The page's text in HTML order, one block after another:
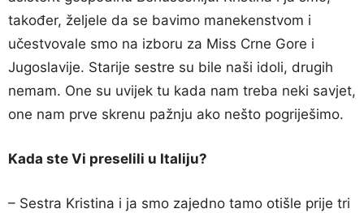
također, željele da se bavimo manekenstvom i
učestvovale smo na izboru za Miss Crne Gore i
Jugoslavije. Starije sestre su bile naši idoli, drugih
nemam. One su uvijek tu kada nam treba neki savjet,
one nam prve skrenu pažnju ako nešto pogriješimo.
Kada ste Vi preselili u Italiju?
– Sestra Kristina i ja smo zajedno tamo otišle prije tri